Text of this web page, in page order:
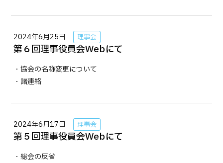
2024年6月25日 理事会
第６回理事役員会Webにて
・協会の名称変更について
・諸連絡
2024年6月17日 理事会
第５回理事役員会Webにて
・総会の反省